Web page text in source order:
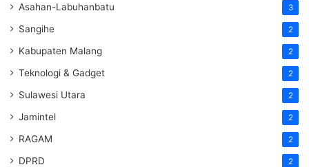
Asahan-Labuhanbatu 3
Sangihe 2
Kabupaten Malang 2
Teknologi & Gadget 2
Sulawesi Utara 2
Jamintel 2
RAGAM 2
DPRD 2